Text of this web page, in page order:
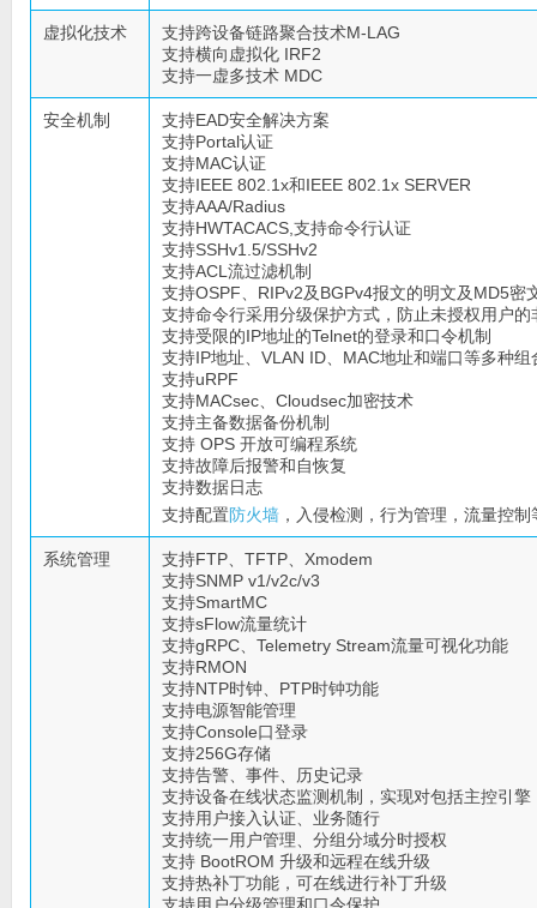
虚拟化技术
支持跨设备链路聚合技术M-LAG
支持横向虚拟化 IRF2
支持一虚多技术 MDC
安全机制
支持EAD安全解决方案
支持Portal认证
支持MAC认证
支持IEEE 802.1x和IEEE 802.1x SERVER
支持AAA/Radius
支持HWTACACS,支持命令行认证
支持SSHv1.5/SSHv2
支持ACL流过滤机制
支持OSPF、RIPv2及BGPv4报文的明文及MD5密
支持命令行采用分级保护方式，防止未授权用户
支持受限的IP地址的Telnet的登录和口令机制
支持IP地址、VLAN ID、MAC地址和端口等多种组
支持uRPF
支持MACsec、Cloudsec加密技术
支持主备数据备份机制
支持 OPS 开放可编程系统
支持故障后报警和自恢复
支持数据日志
支持配置防火墙，入侵检测，行为管理，流量控制
系统管理
支持FTP、TFTP、Xmodem
支持SNMP v1/v2c/v3
支持SmartMC
支持sFlow流量统计
支持gRPC、Telemetry Stream流量可视化功能
支持RMON
支持NTP时钟、PTP时钟功能
支持电源智能管理
支持Console口登录
支持256G存储
支持告警、事件、历史记录
支持设备在线状态监测机制，实现对包括主控引
支持用户接入认证、业务随行
支持统一用户管理、分组分域分时授权
支持 BootROM 升级和远程在线升级
支持热补丁功能，可在线进行补丁升级